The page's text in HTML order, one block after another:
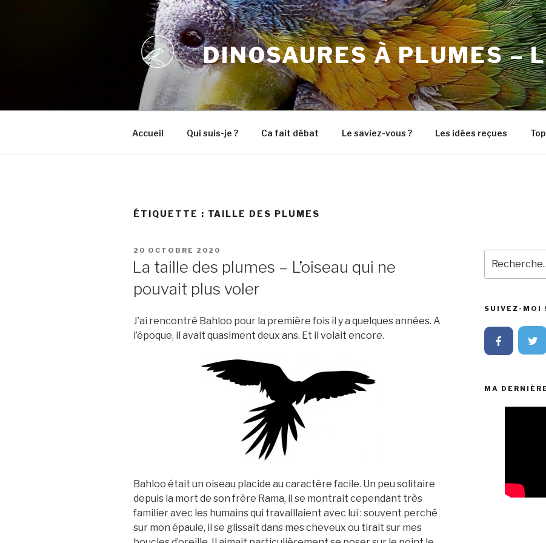
DINOSAURES À PLUMES –
Accueil Qui suis-je ? Ca fait débat Le saviez-vous ? Les idées reçues
ÉTIQUETTE : TAILLE DES PLUMES
PUBLIÉ
LE
20 OCTOBRE 2020
La taille des plumes – L’oiseau qui ne
pouvait plus voler
J’ai rencontré Bahloo pour la première fois il y a quelques années. A
l’époque, il avait quasiment deux ans. Et il volait encore.
Bahloo était un oiseau placide au caractère facile. Un peu solitaire
depuis la mort de son frère Rama, il se montrait cependant très
familier avec les humains qui travaillaient avec lui : souvent perché
sur mon épaule, il se glissait dans mes cheveux ou tirait sur mes
pour
SUIVEZ-MOI
MA